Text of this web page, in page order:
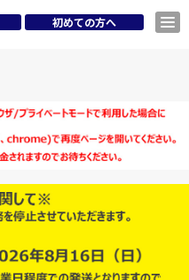
初めての方へ